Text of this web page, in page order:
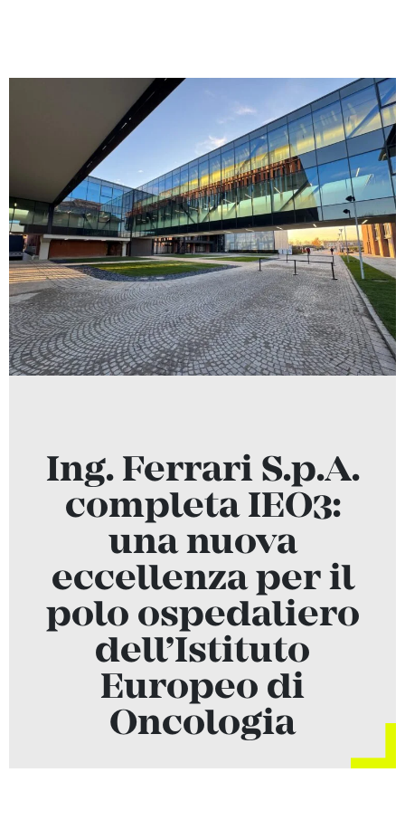
Ing. Ferrari S.p.A.
completa IEO3:
una nuova
eccellenza per il
polo ospedaliero
dell’Istituto
Europeo di
Oncologia